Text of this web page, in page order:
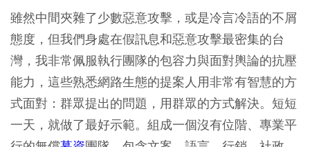
雖然中間夾雜了少數惡意攻擊，或是冷言冷語的不屑
態度，但我們身處在假訊息和惡意攻擊最密集的台
灣，我非常佩服執行團隊的包容力與面對輿論的抗壓
能力，這些熟悉網路生態的提案人用非常有智慧的方
式面對：群眾提出的問題，用群眾的方式解決。短短
一天，就做了最好示範。組成一個沒有位階、專業平